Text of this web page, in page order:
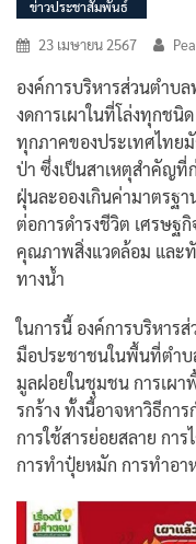
ข่าวประชาสัมพันธ์
23 เมษายน 2567
องค์การบริหารส่วนตำบ
งดการเผาในที่โล่งทุกช
ทุกภาคของประเทศไทย
ป่า ซึ่งเป็นสาเหตุสำคัญที่
ฝุ่นละอองเกินค่ามาตรฐ
ต่อการดำรงชีวิต เศรษ
คุณภาพสิ่งแวดล้อม และ
ทางน้ำ
ในการนี้ องค์การบริหาร
มือประชาชนในพื้นที่ตำ
มูลฝอยในชุมชน การเผา
รกร้าง ทั้งนี้อาจหาวิธีกา
การใช้สารย่อยสลาย กา
การทำปุ๋ยหมัก การทำอา